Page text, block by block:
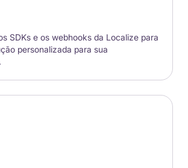
SDKs e os webhooks da Localize para
personalizada para sua